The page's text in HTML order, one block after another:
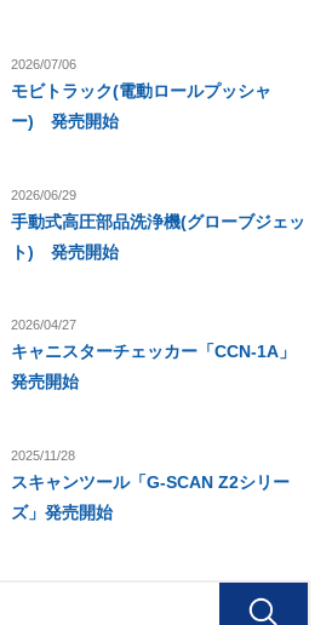
2026/07/06
モビトラック(電動ロールプッシャ
ー) 発売開始
2026/06/29
手動式高圧部品洗浄機(グローブジェッ
ト) 発売開始
2026/04/27
キャニスターチェッカー「CCN-1A」
発売開始
2025/11/28
スキャンツール「G-SCAN Z2シリー
ズ」発売開始